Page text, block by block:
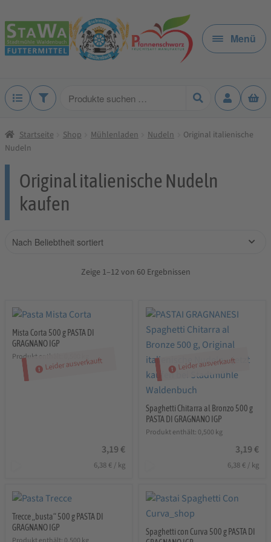
Zur
Navigation
springen
Zum
Inhalt
springen
Menü
Produkte
Startseite Shop Mühlenladen Nudeln
Original italienische
Nudeln
Original italienische Nudeln
kaufen
Zeige 1–12 von 60 Ergebnissen
Leider ausverkauft
Mista Corta 500 g PASTA DI
GRAGNANO IGP
Produkt enthält: 0,500
3,19 €
6,38 € / kg
Leider ausverkauft
Spaghetti Chitarra al Bronzo 500 g
PASTA DI GRAGNANO IGP
Produkt enthält: 0,500 kg
3,19 €
6,38 €/ kg
Trecce „busta“ 500 g PASTA DI
GRAGNANO IGP
Spaghetti con Curva 500 g PASTA DI